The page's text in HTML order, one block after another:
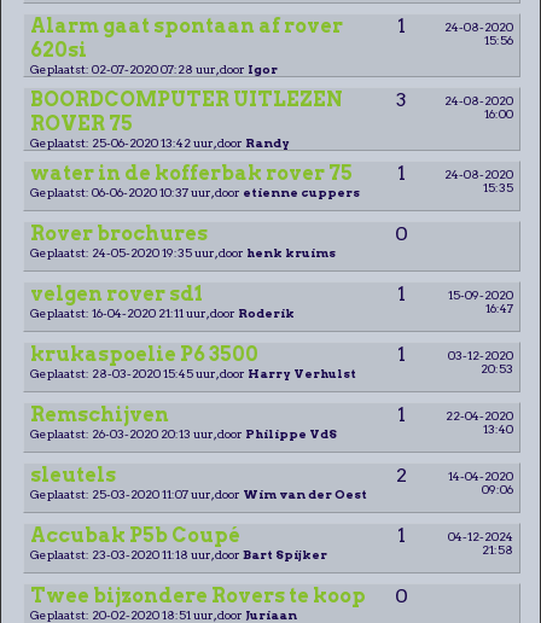
Alarm gaat spontaan af rover
620si
1
24-08-2020
15:56
Geplaatst: 02-07-2020 07:28 uur, door Igor
BOORDCOMPUTER UITLEZEN
ROVER 75
3
24-08-2020
16:00
Geplaatst: 25-06-2020 13:42 uur, door Randy
water in de kofferbak rover 75 1
24-08-2020
15:35
Geplaatst: 06-06-2020 10:37 uur, door etienne cuppers
Rover brochures 0
Geplaatst: 24-05-2020 19:35 uur, door henk kruims
velgen rover sd1 1
15-09-2020
16:47
Geplaatst: 16-04-2020 21:11 uur, door Roderik
krukaspoelie P6 3500 1
03-12-2020
20:53
Geplaatst: 28-03-2020 15:45 uur, door Harry Verhulst
Remschijven 1
22-04-2020
13:40
Geplaatst: 26-03-2020 20:13 uur, door Philippe VdS
sleutels 2
14-04-2020
09:06
Geplaatst: 25-03-2020 11:07 uur, door Wim van der Oest
Accubak P5b Coupé 1
04-12-2024
21:58
Geplaatst: 23-03-2020 11:18 uur, door Bart Spijker
Twee bijzondere Rovers te koop 0
Geplaatst: 20-02-2020 18:51 uur, door Juriaan